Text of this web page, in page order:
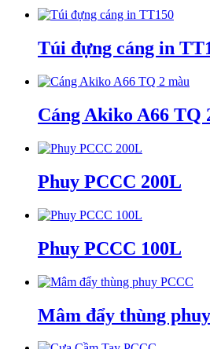
Túi đựng cáng in
Cáng Akiko A66 TQ
Phuy PCCC 200L
Phuy PCCC 100L
Mâm đẩy thùng